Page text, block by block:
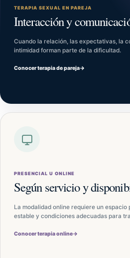
TERAPIA SEXUAL EN PAREJA
Interacción y
Cuando la relación, las expectativas, la
intimidad forman parte de la dificultad.
Conocer terapia de pareja→
PRESENCIAL U ONLINE
Según servicio y
La modalidad online requiere un espacio
estable y condiciones adecuadas para
Conocer terapia online→